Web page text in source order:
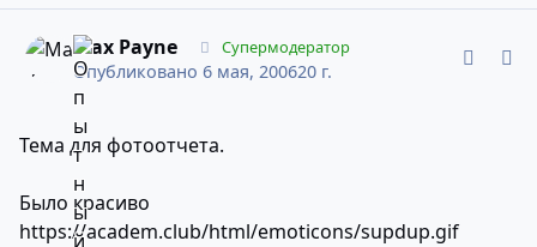
Max Payne Супермодератор
Опубликовано 6 мая, 200620 г.
Тема для фотоотчета.
Было красиво
https://academ.club/html/emoticons/supdup.gif